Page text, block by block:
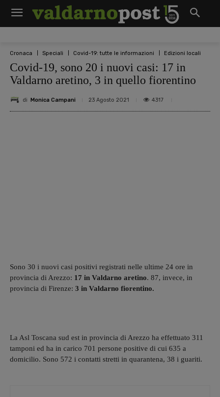
Cronaca Speciali Covid-19: tutte le informazioni Edizioni locali
Covid-19, sono 20 i nuovi casi: 17 in
Valdarno aretino, 3 in quello fiorentino
di Monica Campani 23 Agosto 2021 4317
Sono 30 i nuovi casi positivi registrati nelle ultime 24 ore in
provincia di Arezzo: 17 in Valdarno aretino. 87, invece, in
provincia di Firenze: 3 in Valdarno fiorentino.
La Asl Toscana sud est in provincia di Arezzo ha effettuato 311
tamponi ed ha in carico 701 persone positive di cui 635 a
domicilio. Sono 572 i contatti stretti in quarantena, 38 i guariti.